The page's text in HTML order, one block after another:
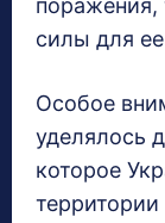
поражения,
силы для
Особое
уделялось
которое